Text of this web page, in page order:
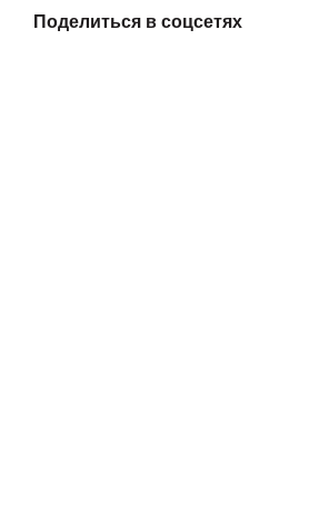
Поделиться в соцсетях